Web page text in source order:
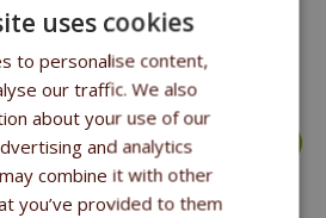
grasses brutes 20 %, cellulose
6,2 %, calcium 1,3 %, phosphore
uses cookies
to personalise content,
our traffic. We also
about your use of our
and analytics
combine it with other
you’ve provided to them